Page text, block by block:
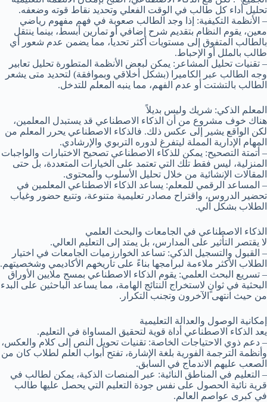
تحليل أداء كل طالب في الوقت الفعلي وتحديد نقاط قوته وضعفه.
– الأنظمة التكيفية: إذا وجد الطالب صعوبة في فهم مفهوم رياضي
معين، يقوم النظام بتقديم شرح إضافي أو تمارين أبسط، بينما ينتقل
بالطالب المتفوق إلى مستويات أكثر تحدياً، مما يضمن عدم شعور أي
طالب بالملل أو الإحباط.
– تقنيات تحليل المشاعر: يمكن لبعض الأنظمة المتطورة تحليل تعابير
وجه الطالب عبر الكاميرا (بشكل أخلاقي وبموافقة) لتحديد متى يشعر
الطالب بالتشتت أو عدم الفهم، مما ينبه المعلم للتدخل.
المعلم الذكي: شريك وليس بديلاً
هناك خوف مشروع من أن الذكاء الاصطناعي قد يستبدل المعلمين،
لكن الواقع يشير إلى عكس ذلك. فالذكاء الاصطناعي يحرر المعلم من
المهام الإدارية المملة ليتفرغ لدوره التربوي والإرشادي.
– أتمتة التصحيح: يمكن للذكاء الاصطناعي تصحيح الاختبارات والواجبات
المنزلية، ليس فقط تلك التي تعتمد على الخيارات المتعددة، بل حتى
المقالات الإنشائية من خلال تحليل الأسلوب والمحتوى.
– المساعد الرقمي للمعلم: يساعد الذكاء الاصطناعي المعلمين في
تحضير الدروس، واقتراح مصادر تعليمية متنوعة، وتتبع حضور وغياب
الطلاب بشكل آلي.
الذكاء الاصطناعي في الجامعات والبحث العلمي
لا يقتصر التأثير على المدارس، بل يمتد إلى التعليم العالي.
– القبول والتسجيل الذكي: تساعد الخوارزميات الجامعات في اختيار
الطلاب الأكثر ملاءمة لبرامجها بناءً على تاريخهم الأكاديمي وشخصيتهم.
– تسريع البحث العلمي: يقوم الذكاء الاصطناعي بمسح ملايين الأوراق
البحثية في ثوانٍ لاستخراج النتائج الهامة، مما يساعد الباحثين على البدء
من حيث انتهى الآخرون وتجنب التكرار.
إمكانية الوصول والعدالة التعليمية
يعد الذكاء الاصطناعي أداة قوية لتحقيق المساواة في التعليم.
– دعم ذوي الاحتياجات الخاصة: تقنيات تحويل النص إلى كلام والعكس،
وأنظمة الترجمة الفورية بلغة الإشارة، تفتح أبواب العلم لطلاب كان من
الصعب عليهم الاندماج في السابق.
– التعليم في المناطق النائية: عبر المنصات الذكية، يمكن لطالب في
قرية نائية الحصول على نفس جودة التعليم التي يحصل عليها طالب
في كبرى عواصم العالم.